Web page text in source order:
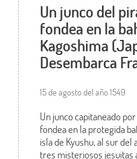
Un junco del
fondea en la
Kagoshima
Desembarca
15 de agosto del año 1549
Un junco capitaneado
fondea en la protegida
isla de Kyushu, al sur
tres misteriosos jesuitas